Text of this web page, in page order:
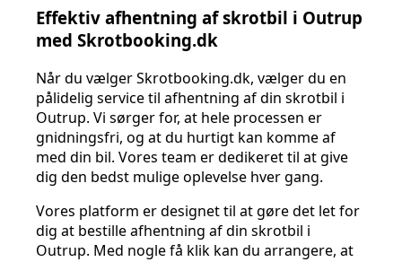
Effektiv afhentning af skrotbil i Outrup
med Skrotbooking.dk
Når du vælger Skrotbooking.dk, vælger du en
pålidelig service til afhentning af din skrotbil i
Outrup. Vi sørger for, at hele processen er
gnidningsfri, og at du hurtigt kan komme af
med din bil. Vores team er dedikeret til at give
dig den bedst mulige oplevelse hver gang.
Vores platform er designet til at gøre det let for
dig at bestille afhentning af din skrotbil i
Outrup. Med nogle få klik kan du arrangere, at